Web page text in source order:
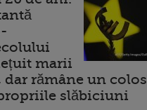
marii
rămâne un colos
slăbiciuni